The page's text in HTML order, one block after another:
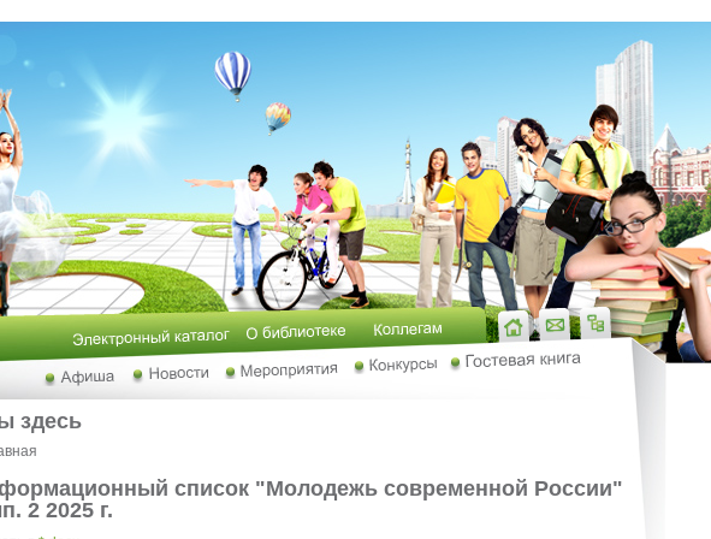
здесь
список "Молодежь современной России"
2 2025 г.